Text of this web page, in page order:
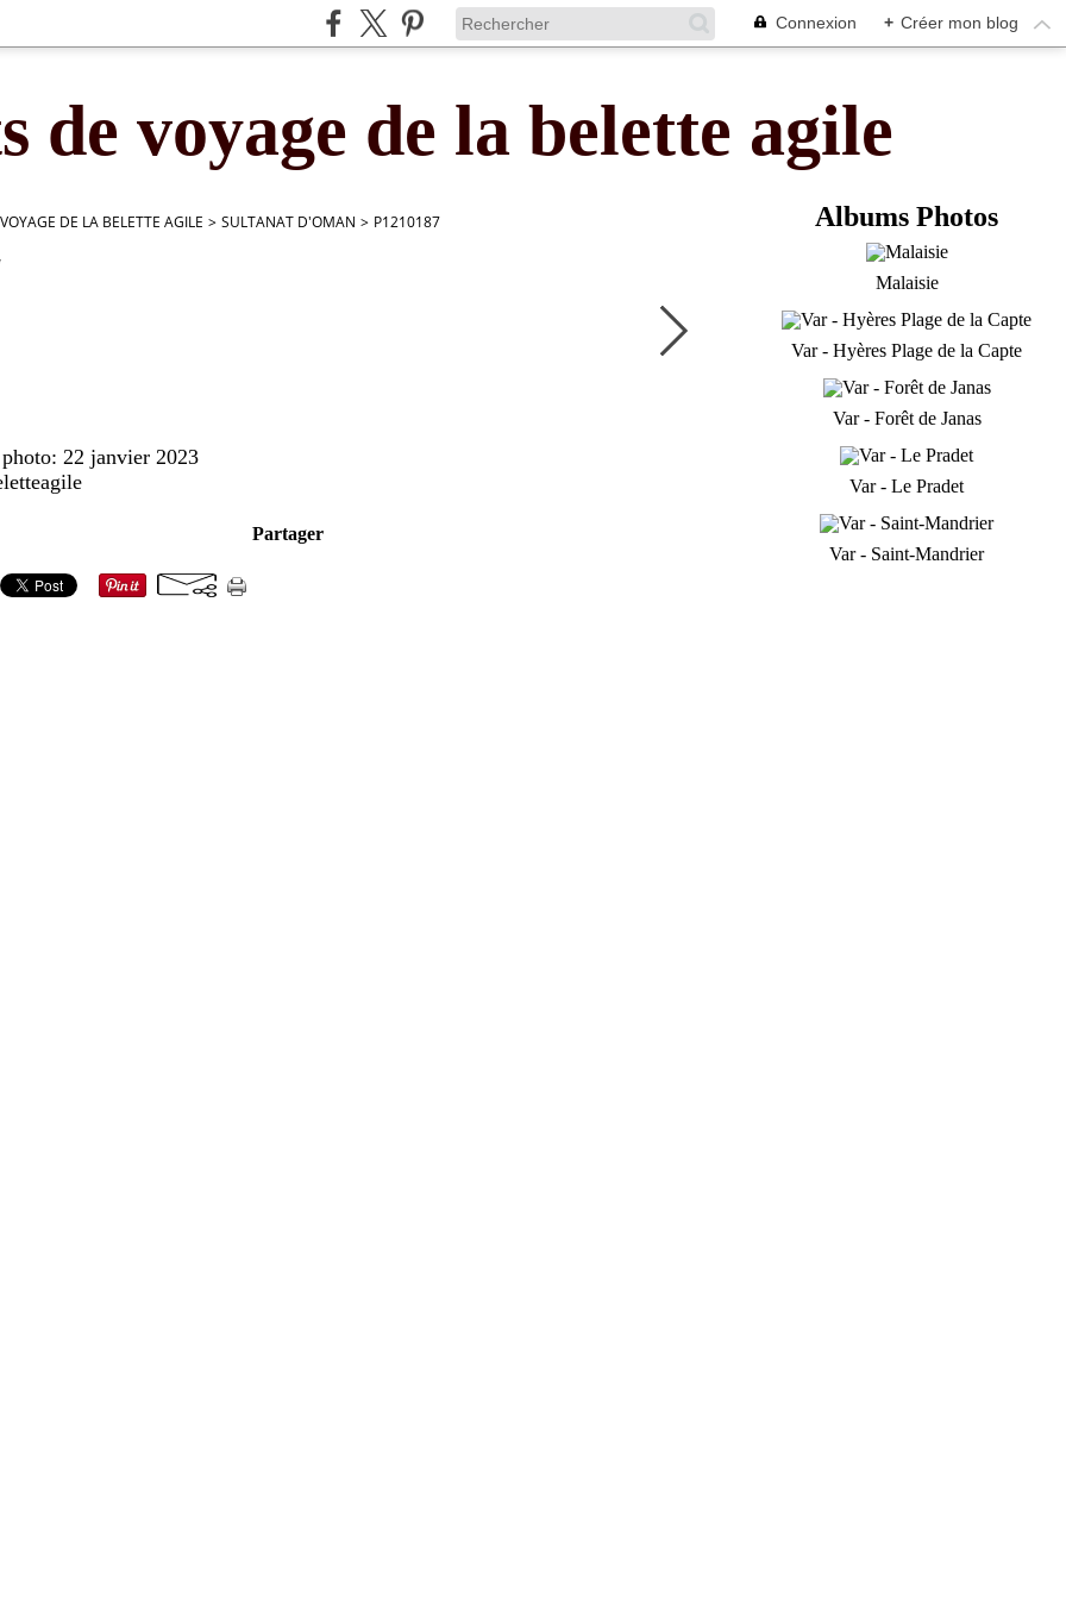
Connexion + Créer mon blog
de voyage de la belette agile
DE LA BELETTE AGILE > SULTANAT D'OMAN > P1210187
22 janvier 2023
Partager
Albums Photos
Malaisie
Var - Hyères Plage de la Capte
Var - Forêt de Janas
Var - Le Pradet
Var - Saint-Mandrier